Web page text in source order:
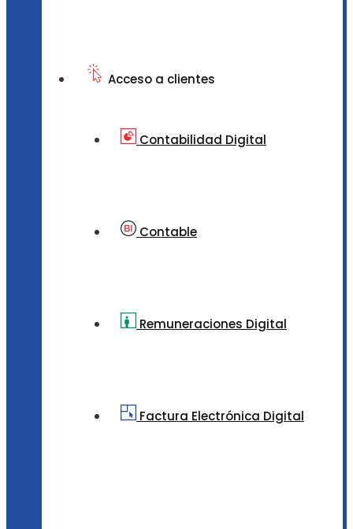
Acceso a clientes
Contabilidad Digital
Contable
Remuneraciones Digital
Factura Electrónica Digital